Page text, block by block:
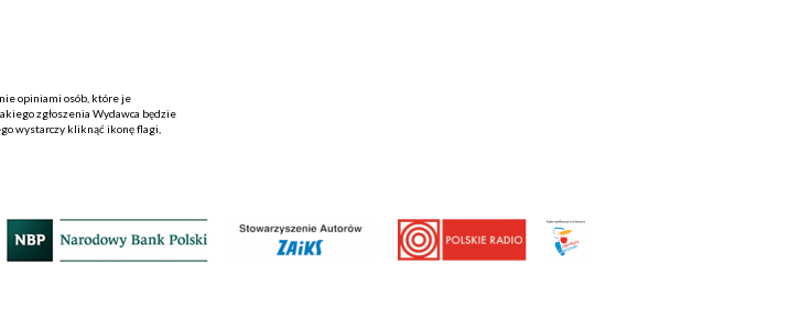
opiniami osób, które je
zgłoszenia Wydawca będzie
wystarczy kliknąć ikonę flagi,